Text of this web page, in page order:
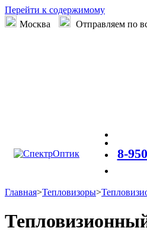
Перейти к содержимому
Москва
Отправляем по
8-
Главная>Тепловизоры>